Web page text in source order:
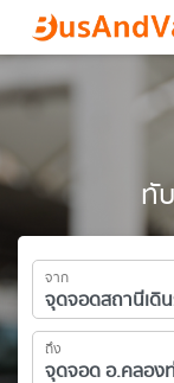
ทั
จาก
ถึง